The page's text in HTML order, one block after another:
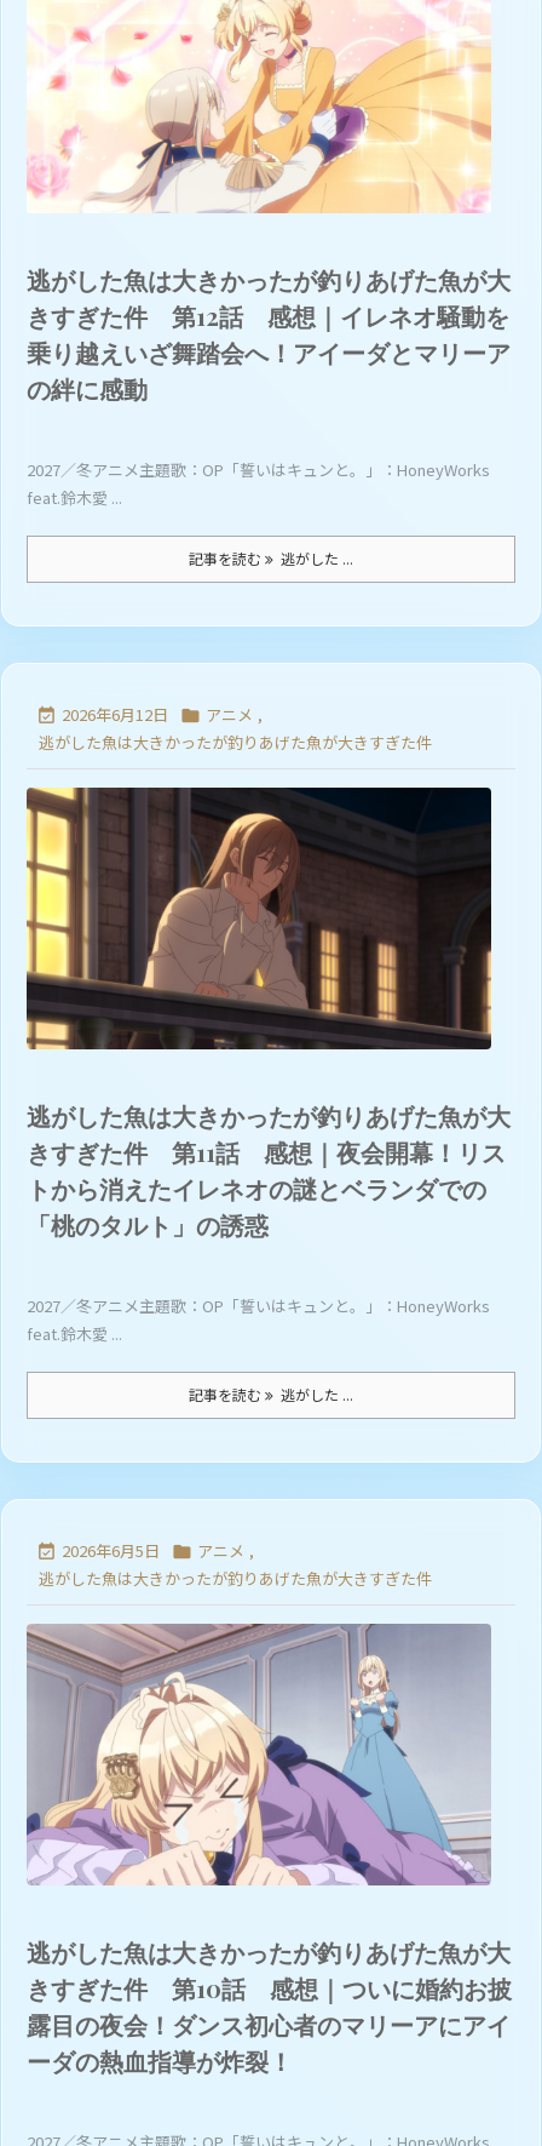
逃がした魚は大きかったが釣りあげた魚が大
きすぎた件 第12話 感想｜イレネオ騒動を
乗り越えいざ舞踏会へ！アイーダとマリーア
の絆に感動
2027／冬アニメ主題歌：OP「誓いはキュンと。」：HoneyWorks
feat.鈴木愛 ...
記事を読む 逃がした ...
 2026年6月12日  アニメ ,
逃がした魚は大きかったが釣りあげた魚が大きすぎた件
逃がした魚は大きかったが釣りあげた魚が大
きすぎた件 第11話 感想｜夜会開幕！リス
トから消えたイレネオの謎とベランダでの
「桃のタルト」の誘惑
2027／冬アニメ主題歌：OP「誓いはキュンと。」：HoneyWorks
feat.鈴木愛 ...
記事を読む 逃がした ...
 2026年6月5日  アニメ ,
逃がした魚は大きかったが釣りあげた魚が大きすぎた件
逃がした魚は大きかったが釣りあげた魚が大
きすぎた件 第10話 感想｜ついに婚約お披
露目の夜会！ダンス初心者のマリーアにアイ
ーダの熱血指導が炸裂！
2027／冬アニメ主題歌：OP「誓いはキュンと。」：HoneyWorks